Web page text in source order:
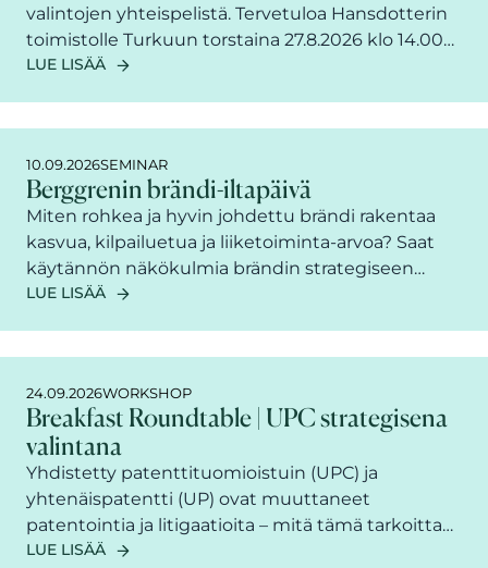
valintojen yhteispelistä. Tervetuloa Hansdotterin
toimistolle Turkuun torstaina 27.8.2026 klo 14.00–
16.00 keskustelemaan siitä, miten erottuva brändi
afterworkin merkeissä.
LUE LISÄÄ
10.09.2026SEMINAR
Berggrenin brändi-iltapäivä
Miten rohkea ja hyvin johdettu brändi rakentaa
kasvua, kilpailuetua ja liiketoiminta-arvoa? Saat
käytännön näkökulmia brändin strategiseen
johtamiseen, kaupalliseen kehittämiseen ja
LUE LISÄÄ
24.09.2026WORKSHOP
Breakfast Roundtable | UPC strategisena
valintana
Yhdistetty patenttituomioistuin (UPC) ja
yhtenäispatentti (UP) ovat muuttaneet
patentointia ja litigaatioita – mitä tämä tarkoittaa
käytännössä yrityksellesi? Tule mukaan
LUE LISÄÄ